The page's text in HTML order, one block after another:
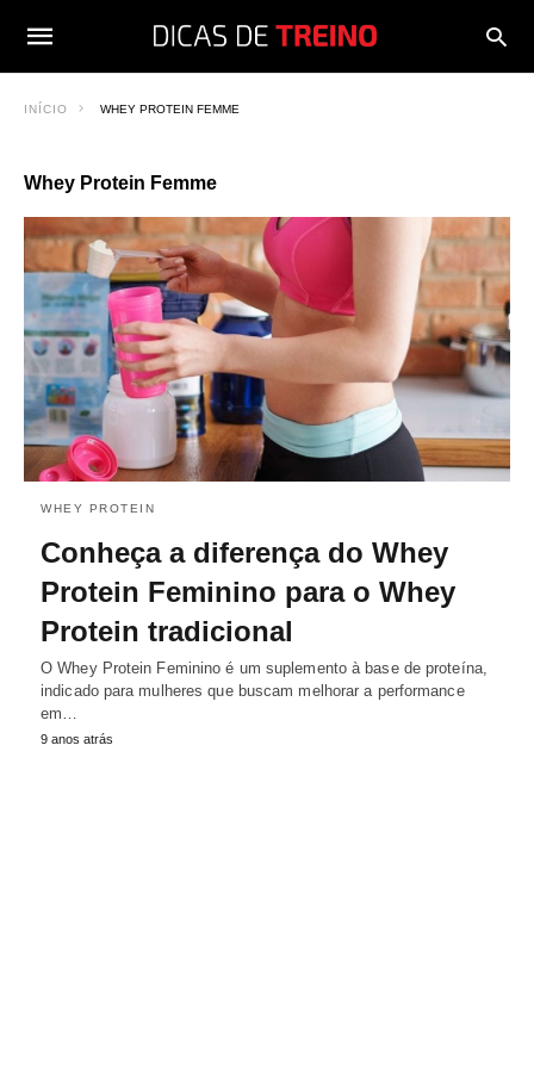
INÍCIO WHEY PROTEIN FEMME
Whey Protein Femme
WHEY PROTEIN
Conheça a diferença do Whey
Protein Feminino para o Whey
Protein tradicional
O Whey Protein Feminino é um suplemento à base de proteína,
indicado para mulheres que buscam melhorar a performance
em…
9 anos atrás